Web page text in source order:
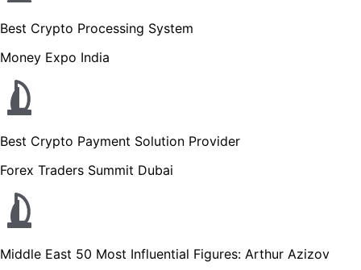
Best Crypto Processing System
Money Expo India
Best Crypto Payment Solution Provider
Forex Traders Summit Dubai
Middle East 50 Most Influential Figures: Arthur Azizov